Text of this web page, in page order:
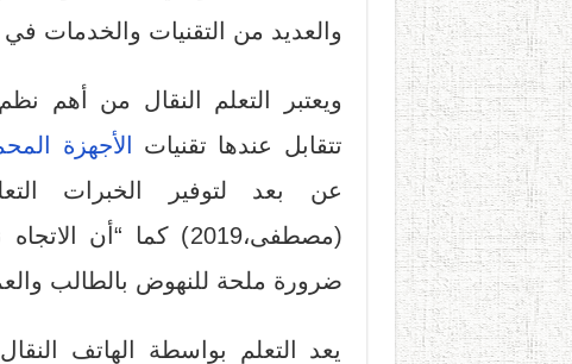
والعديد من التقنيات والخدمات في
ويعتبر التعلم النقال من أهم
تتقابل عندها تقنيات
الأجهزة
عن بعد لتوفير الخبرات
(مصطفى،2019) كما “أن
ضرورة ملحة للنهوض بالطالب
يعد التعلم بواسطة الهاتف